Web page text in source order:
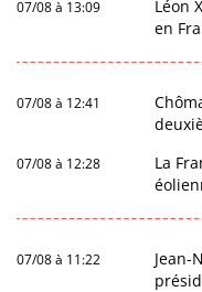
07/08 à 13:09
Léon
en
07/08 à 12:41
07/08 à 12:28
La
07/08 à 11:22
Jean-